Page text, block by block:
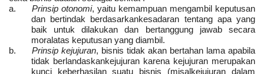
a.
Prinsip otonomi, yaitu kemampuan mengambil keputusan
dan bertindak berdasarkankesadaran tentang apa yang
baik untuk dilakukan dan bertanggung jawab secara
moralatas keputusan yang diambil.
b.
Prinsip kejujuran, bisnis tidak akan bertahan lama apabila
tidak berlandaskankejujuran karena kejujuran merupakan
kunci keberhasilan suatu bisnis (misalkejujuran dalam